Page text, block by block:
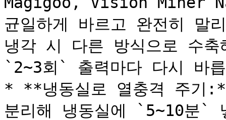
균일하게 바르고 완전히 말
냉각 시 다른 방식으로 수
`2~3회` 출력마다 다시 바
* **냉동실로 열충격 주기
분리해 냉동실에 `5~10분`